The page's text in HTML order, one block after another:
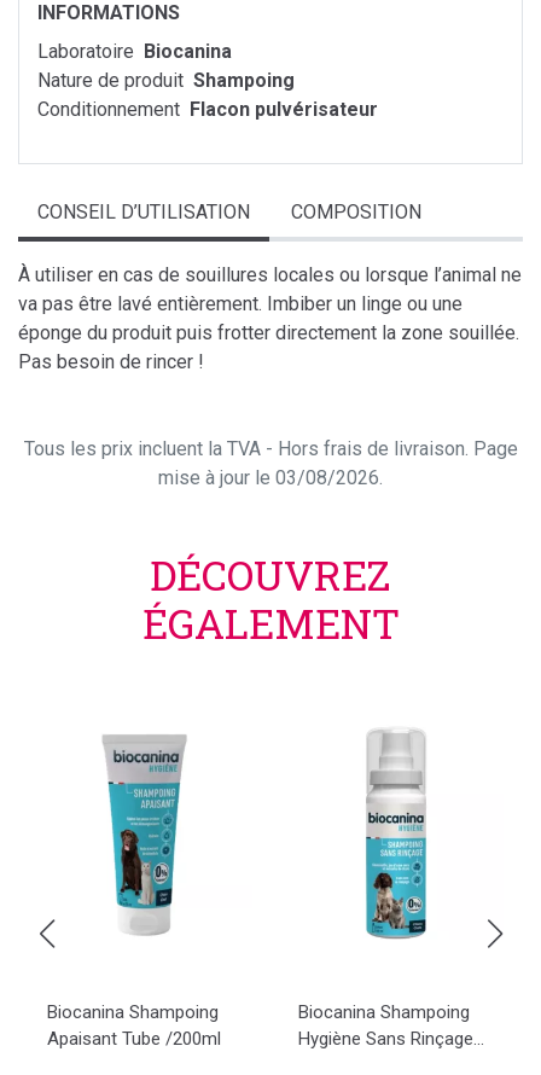
INFORMATIONS
Laboratoire Biocanina
Nature de produit Shampoing
Conditionnement Flacon pulvérisateur
CONSEIL D’UTILISATION COMPOSITION
À utiliser en cas de souillures locales ou lorsque l’animal ne
va pas être lavé entièrement. Imbiber un linge ou une
éponge du produit puis frotter directement la zone souillée.
Pas besoin de rincer !
Tous les prix incluent la TVA - Hors frais de livraison. Page
mise à jour le 03/08/2026.
DÉCOUVREZ
ÉGALEMENT
Biocanina Shampoing
Apaisant Tube /200ml
Biocanina Shampoing
Hygiène Sans Rinçage...